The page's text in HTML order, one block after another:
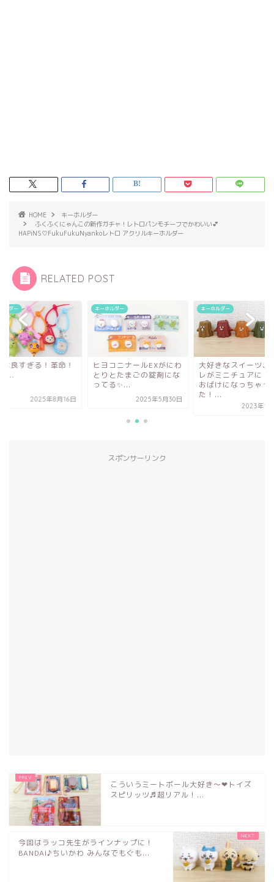
HOME
キーホルダー
ふくふくにゃんこの新作ガチャ！レトロパンモチーフでかわいい💕
HAPiNS♡FukuFukuNyankoレトロ アクリルキーホルダー
RELATED POST
ルダー
は良すぎる！革命！
2025年8月16日
キーホルダー
ヒヨコニナールEXがにわ
とりとたまごの錠剤にな
ってる✨...
2025年5月30日
キーホルダー
大好きなスイーツ、
レがミニチュアに！
おばけになっちゃっ
た！...
2023年1
スポンサーリンク
こういうミートボール大好き～❤トイズ
スピリッツ♬超リアル！...
今回はラッコ先生がラインナップに！
BANDAI♪ちいかわ みんなでもぐも...